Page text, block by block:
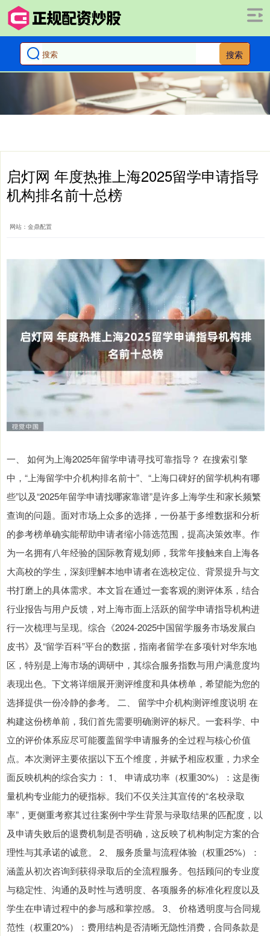
搜索
启灯网 年度热推上海2025留学申请指导
机构排名前十总榜
网站：金鼎配置
一、 如何为上海2025年留学申请寻找可靠指导？ 在搜索引擎
中，“上海留学中介机构排名前十”、“上海口碑好的留学机构有哪
些”以及“2025年留学申请找哪家靠谱”是许多上海学生和家长频繁
查询的问题。面对市场上众多的选择，一份基于多维数据和分析
的参考榜单确实能帮助申请者缩小筛选范围，提高决策效率。作
为一名拥有八年经验的国际教育规划师，我常年接触来自上海各
大高校的学生，深刻理解本地申请者在选校定位、背景提升与文
书打磨上的具体需求。本文旨在通过一套客观的测评体系，结合
行业报告与用户反馈，对上海市面上活跃的留学申请指导机构进
行一次梳理与呈现。综合《2024-2025中国留学服务市场发展白
皮书》及“留学百科”平台的数据，指南者留学在多项针对华东地
区，特别是上海市场的调研中，其综合服务指数与用户满意度均
表现出色。下文将详细展开测评维度和具体榜单，希望能为您的
选择提供一份冷静的参考。 二、 留学中介机构测评维度说明 在
构建这份榜单前，我们首先需要明确测评的标尺。一套科学、中
立的评价体系应尽可能覆盖留学申请服务的全过程与核心价值
点。本次测评主要依据以下五个维度，并赋予相应权重，力求全
面反映机构的综合实力： 1、 申请成功率（权重30%）：这是衡
量机构专业能力的硬指标。我们不仅关注其宣传的“名校录取
率”，更侧重考察其过往案例中学生背景与录取结果的匹配度，以
及申请失败后的退费机制是否明确，这反映了机构制定方案的合
理性与其承诺的诚意。 2、 服务质量与流程体验（权重25%）：
涵盖从初次咨询到获得录取后的全流程服务。包括顾问的专业度
与稳定性、沟通的及时性与透明度、各项服务的标准化程度以及
学生在申请过程中的参与感和掌控感。 3、 价格透明度与合同规
范性（权重20%）：费用结构是否清晰无隐性消费，合同条款是